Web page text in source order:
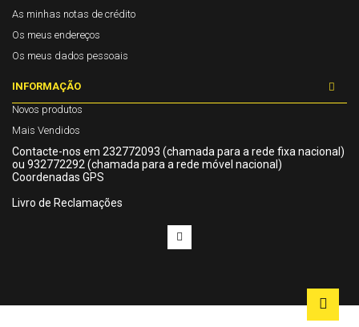
As minhas notas de crédito
Os meus endereços
Os meus dados pessoais
INFORMAÇÃO
Novos produtos
Mais Vendidos
Contacte-nos em 232772093 (chamada para a rede fixa nacional)
ou 932772292 (chamada para a rede móvel nacional)
Coordenadas GPS
Livro de Reclamações